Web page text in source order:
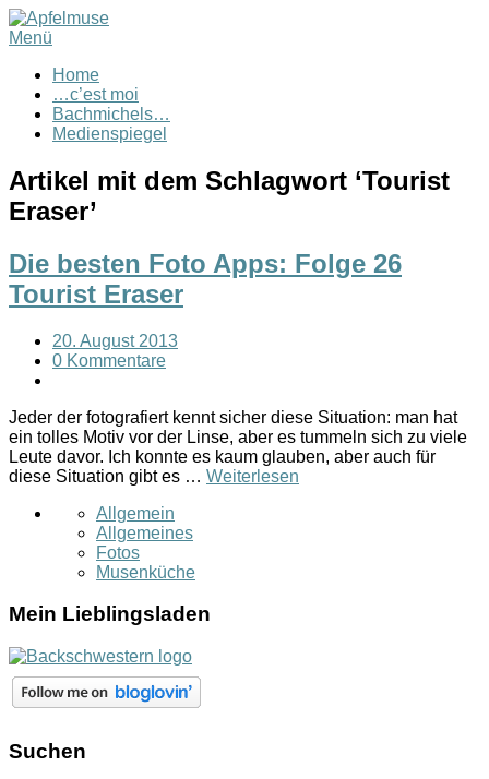
Menü
Home
…c’est moi
Bachmichels…
Medienspiegel
Artikel mit dem Schlagwort ‘Tourist
Eraser’
Die besten Foto Apps: Folge 26
Tourist Eraser
20. August 2013
0 Kommentare
Jeder der fotografiert kennt sicher diese Situation: man hat
ein tolles Motiv vor der Linse, aber es tummeln sich zu viele
Leute davor. Ich konnte es kaum glauben, aber auch für
diese Situation gibt es … Weiterlesen
Allgemein
Allgemeines
Fotos
Musenküche
Mein Lieblingsladen
Suchen